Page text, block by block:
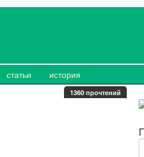
статьи
история
1360 прочтений